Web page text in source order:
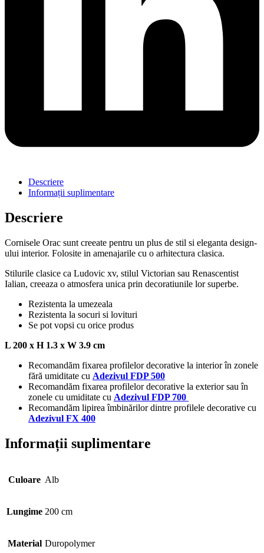
Descriere
Informații suplimentare
Descriere
Cornisele Orac sunt creeate pentru un plus de stil si eleganta design-
ului interior. Folosite in amenajarile cu o arhitectura clasica.
Stilurile clasice ca Ludovic xv, stilul Victorian sau Renascentist
Ialian, creeaza o atmosfera unica prin decoratiunile lor superbe.
Rezistenta la umezeala
Rezistenta la socuri si lovituri
Se pot vopsi cu orice produs
L 200 x H 1.3 x W 3.9 cm
Recomandăm fixarea profilelor decorative la interior în zonele
fără umiditate cu Adezivul FDP 500
Recomandăm fixarea profilelor decorative la exterior sau în
zonele cu umiditate cu Adezivul FDP 700
Recomandăm lipirea îmbinărilor dintre profilele decorative cu
Adezivul FX 400
Informații suplimentare
Culoare Alb
Lungime 200 cm
Material Duropolymer